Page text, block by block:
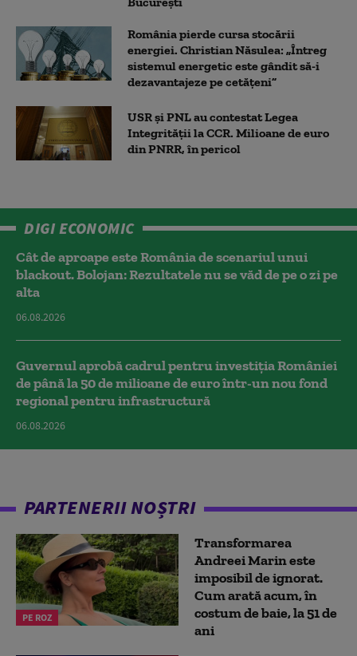
România pierde cursa stocării
energiei. Christian Năsulea: „Întreg
sistemul energetic este gândit să-i
dezavantajeze pe cetățeni”
USR și PNL au contestat Legea
Integrității la CCR. Milioane de euro
din PNRR, în pericol
DIGI ECONOMIC
Cât de aproape este România de scenariul unui
blackout. Bolojan: Rezultatele nu se văd de pe o zi pe
alta
06.08.2026
Guvernul aprobă cadrul pentru investiția României
de până la 50 de milioane de euro într-un nou fond
regional pentru infrastructură
06.08.2026
PARTENERII NOȘTRI
PE ROZ
Transformarea
Andreei Marin este
imposibil de ignorat.
Cum arată acum, în
costum de baie, la 51 de
ani